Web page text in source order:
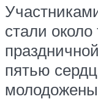
стали
пятью
молодожены